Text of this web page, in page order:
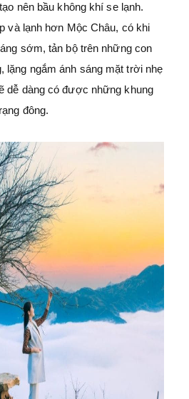
nên bầu không khí se lạnh.
và lạnh hơn Mộc Châu, có khi
sớm, tản bộ trên những con
lặng ngắm ánh sáng mặt trời nhẹ
dễ dàng có được những khung
đông.